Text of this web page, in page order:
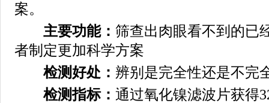
案。
主要功能： 筛查出肉眼看不到的已
者制定更加科学方案
检测好处： 辨别是完全性还是不完
检测指标： 通过氧化镍滤波片获得